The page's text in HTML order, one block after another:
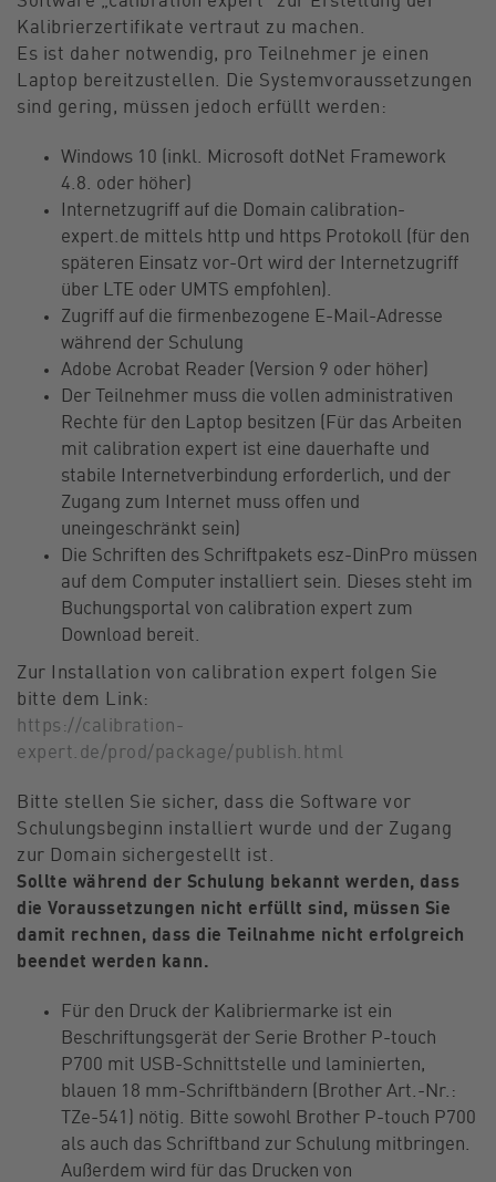
Kalibrierzertifikate vertraut zu machen.
Es ist daher notwendig, pro Teilnehmer je einen
Laptop bereitzustellen. Die Systemvoraussetzungen
sind gering, müssen jedoch erfüllt werden:
Windows 10 (inkl. Microsoft dotNet Framework
4.8. oder höher)
Internetzugriff auf die Domain calibration-
expert.de mittels http und https Protokoll (für den
späteren Einsatz vor-Ort wird der Internetzugriff
über LTE oder UMTS empfohlen).
Zugriff auf die firmenbezogene E-Mail-Adresse
während der Schulung
Adobe Acrobat Reader (Version 9 oder höher)
Der Teilnehmer muss die vollen administrativen
Rechte für den Laptop besitzen (Für das Arbeiten
mit calibration expert ist eine dauerhafte und
stabile Internetverbindung erforderlich, und der
Zugang zum Internet muss offen und
uneingeschränkt sein)
Die Schriften des Schriftpakets esz-DinPro müssen
auf dem Computer installiert sein. Dieses steht im
Buchungsportal von calibration expert zum
Download bereit.
Zur Installation von calibration expert folgen Sie
bitte dem Link:
https://calibration-
expert.de/prod/package/publish.html
Bitte stellen Sie sicher, dass die Software vor
Schulungsbeginn installiert wurde und der Zugang
zur Domain sichergestellt ist.
Sollte während der Schulung bekannt werden, dass
die Voraussetzungen nicht erfüllt sind, müssen Sie
damit rechnen, dass die Teilnahme nicht erfolgreich
beendet werden kann.
Für den Druck der Kalibriermarke ist ein
Beschriftungsgerät der Serie Brother P-touch
P700 mit USB-Schnittstelle und laminierten,
blauen 18 mm-Schriftbändern (Brother Art.-Nr.:
TZe-541) nötig. Bitte sowohl Brother P-touch P700
als auch das Schriftband zur Schulung mitbringen.
Außerdem wird für das Drucken von